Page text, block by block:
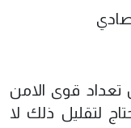
تعداد قوى الامن
لتقليل ذلك لا